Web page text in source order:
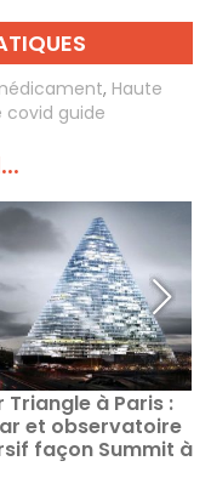
, Haute
guide
Triangle à Paris :
et observatoire
façon Summit à